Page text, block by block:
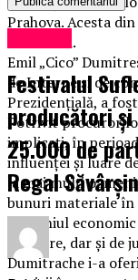
Prahova. Acesta
Liviu Luca.
Emil „Cico”
de Interne şi de
Prezidenţială, a
Potrivit
implicaţi, în
influenţei şi luare
la mai mulţi
bunuri materiale
domeniul
judiciare, dar şi de
Dumitrache i-a
Festivalul
producători
25.000 de
Regal Săvârșin